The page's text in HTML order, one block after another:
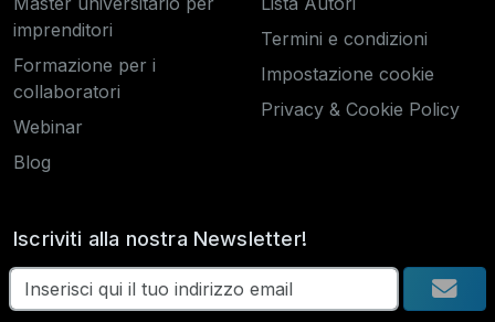
imprenditori
Formazione per i
collaboratori
Webinar
Blog
Termini e condizioni
Impostazione cookie
Privacy & Cookie Policy
Iscriviti alla nostra Newsletter!